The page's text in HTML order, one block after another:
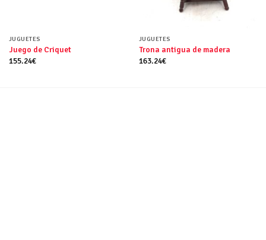
JUGUETES
Juego de Criquet
155.24€
JUGUETES
Trona antigua de madera
163.24€